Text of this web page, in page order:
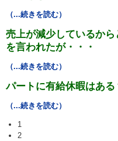
（...続きを読む）
売上が減少しているから
を言われたが・・・
（...続きを読む）
パートに有給休暇はある
（...続きを読む）
1
2